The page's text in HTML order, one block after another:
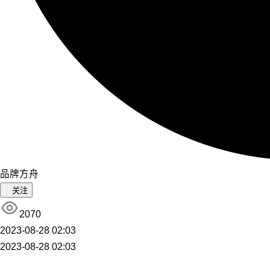
品牌方舟
关注
2070
2023-08-28 02:03
2023-08-28 02:03